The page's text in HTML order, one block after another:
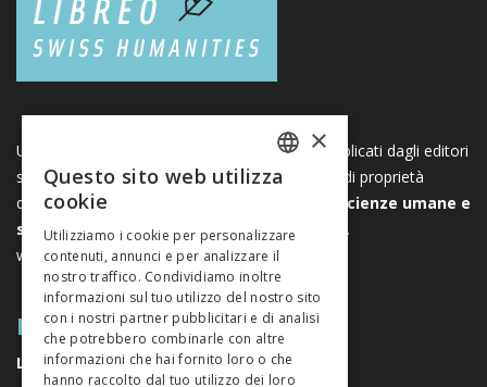
Una piattaforma unica per i libri e le riviste pubblicati dagli editori
svizzeri di scienze umane e sociali. Libreo.ch è di proprietà
dell’
Associazione svizzera degli editori di scienze umane e
sociali. È un’associazione senza scopo di lucro.
www.editeurssuisses.ch
MAPPA DEL SITO
LIBRI
FRENCH
×
Questo sito web utilizza
cookie
Utilizziamo i cookie per personalizzare
contenuti, annunci e per analizzare il
nostro traffico. Condividiamo inoltre
informazioni sul tuo utilizzo del nostro sito
con i nostri partner pubblicitari e di analisi
che potrebbero combinarle con altre
informazioni che hai fornito loro o che
hanno raccolto dal tuo utilizzo dei loro